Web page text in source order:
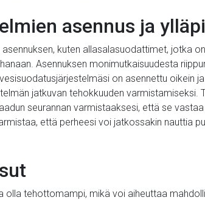
asennus ja
kuten allasalasuodattimet, jotka
Asennuksen monimutkaisuudesta
on asennettu oikein
jatkuvan tehokkuuden varmistamiseksi.
seurannan varmistaaksesi, että se
että perheesi voi jatkossakin nauttia
tehottomampi, mikä voi aiheuttaa